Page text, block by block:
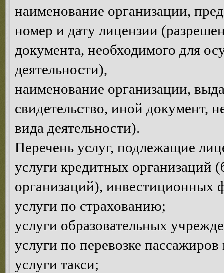
наименование организации,
номер и дату лицензии
документа, необходимого для
деятельности),
наименование организации,
свидетельство, иной документ,
вида деятельности).
Перечень услуг, подлежащие
услуги кредитных организаций
организаций), инвестиционных
услуги по страхованию;
услуги образовательных
услуги по перевозке
услуги такси;